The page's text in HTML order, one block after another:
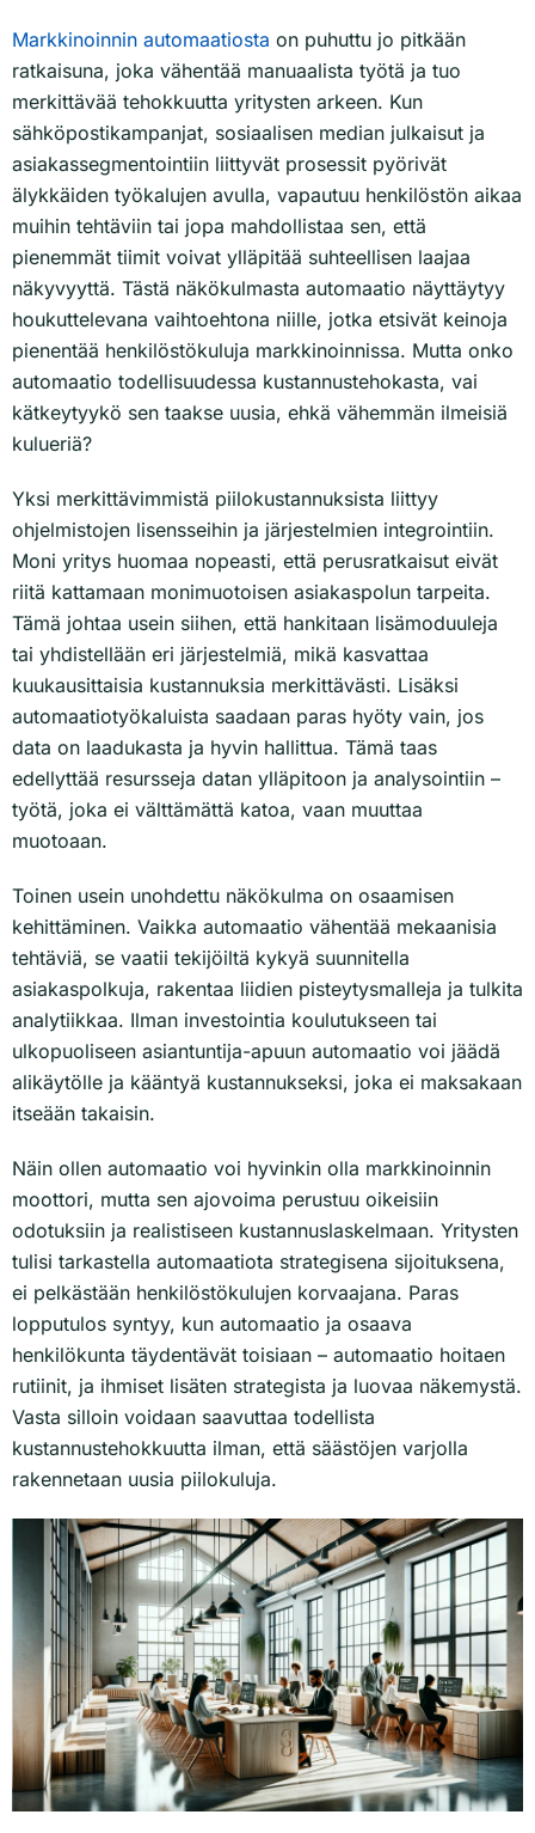
Markkinoinnin automaatiosta on puhuttu jo pitkään
ratkaisuna, joka vähentää manuaalista työtä ja tuo
merkittävää tehokkuutta yritysten arkeen. Kun
sähköpostikampanjat, sosiaalisen median julkaisut ja
asiakassegmentointiin liittyvät prosessit pyörivät
älykkäiden työkalujen avulla, vapautuu henkilöstön aikaa
muihin tehtäviin tai jopa mahdollistaa sen, että
pienemmät tiimit voivat ylläpitää suhteellisen laajaa
näkyvyyttä. Tästä näkökulmasta automaatio näyttäytyy
houkuttelevana vaihtoehtona niille, jotka etsivät keinoja
pienentää henkilöstökuluja markkinoinnissa. Mutta onko
automaatio todellisuudessa kustannustehokasta, vai
kätkeytyykö sen taakse uusia, ehkä vähemmän ilmeisiä
kulueriä?
Yksi merkittävimmistä piilokustannuksista liittyy
ohjelmistojen lisensseihin ja järjestelmien integrointiin.
Moni yritys huomaa nopeasti, että perusratkaisut eivät
riitä kattamaan monimuotoisen asiakaspolun tarpeita.
Tämä johtaa usein siihen, että hankitaan lisämoduuleja
tai yhdistellään eri järjestelmiä, mikä kasvattaa
kuukausittaisia kustannuksia merkittävästi. Lisäksi
automaatiotyökaluista saadaan paras hyöty vain, jos
data on laadukasta ja hyvin hallittua. Tämä taas
edellyttää resursseja datan ylläpitoon ja analysointiin –
työtä, joka ei välttämättä katoa, vaan muuttaa
muotoaan.
Toinen usein unohdettu näkökulma on osaamisen
kehittäminen. Vaikka automaatio vähentää mekaanisia
tehtäviä, se vaatii tekijöiltä kykyä suunnitella
asiakaspolkuja, rakentaa liidien pisteytysmalleja ja tulkita
analytiikkaa. Ilman investointia koulutukseen tai
ulkopuoliseen asiantuntija-apuun automaatio voi jäädä
alikäytölle ja kääntyä kustannukseksi, joka ei maksakaan
itseään takaisin.
Näin ollen automaatio voi hyvinkin olla markkinoinnin
moottori, mutta sen ajovoima perustuu oikeisiin
odotuksiin ja realistiseen kustannuslaskelmaan. Yritysten
tulisi tarkastella automaatiota strategisena sijoituksena,
ei pelkästään henkilöstökulujen korvaajana. Paras
lopputulos syntyy, kun automaatio ja osaava
henkilökunta täydentävät toisiaan – automaatio hoitaen
rutiinit, ja ihmiset lisäten strategista ja luovaa näkemystä.
Vasta silloin voidaan saavuttaa todellista
kustannustehokkuutta ilman, että säästöjen varjolla
rakennetaan uusia piilokuluja.